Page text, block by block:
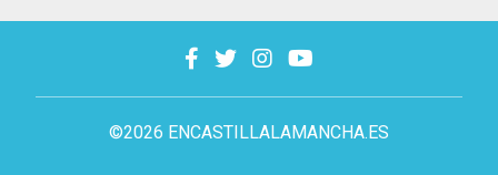
©2026 ENCASTILLALAMANCHA.ES